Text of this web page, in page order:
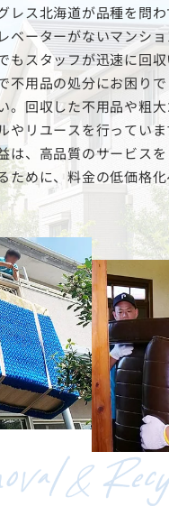
レス北海道が品種を問
ベーターがないマンシ
もスタッフが迅速に回
不用品の処分にお困り
。回収した不用品や粗
やリユースを行ってい
は、高品質のサービス
ために、料金の低価格